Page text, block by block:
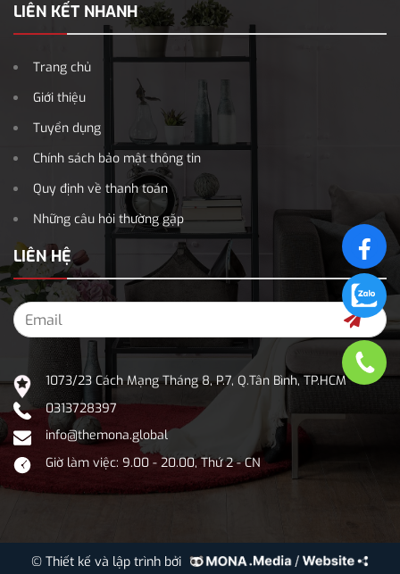
LIÊN KẾT NHANH
Trang chủ
Giới thiệu
Tuyển dụng
Chính sách bảo mật thông tin
Quy định về thanh toán
Những câu hỏi thường gặp
LIÊN HỆ
1073/23 Cách Mạng Tháng 8, P.7, Q.Tân Bình, TP.HCM
0313728397
info@themona.global
Giờ làm việc: 9.00 - 20.00, Thứ 2 - CN
© Thiết kế và lập trình bởi